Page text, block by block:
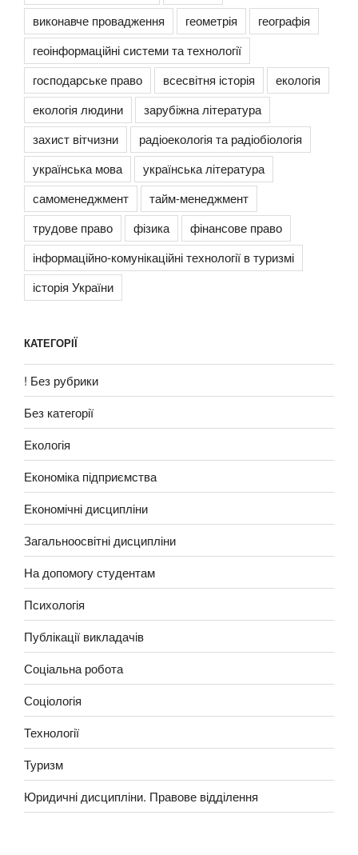
виконавче провадження
геометрія
географія
геоінформаційні системи та технології
господарське право
всесвітня історія
екологія
екологія людини
зарубіжна література
захист вітчизни
радіоекологія та радіобіологія
українська мова
українська література
самоменеджмент
тайм-менеджмент
трудове право
фізика
фінансове право
інформаційно-комунікаційні технології в туризмі
історія України
КАТЕГОРІЇ
! Без рубрики
Без категорії
Екологія
Економіка підприємства
Економічні дисципліни
Загальноосвітні дисципліни
На допомогу студентам
Психологія
Публікації викладачів
Соціальна робота
Соціологія
Технології
Туризм
Юридичні дисципліни. Правове відділення